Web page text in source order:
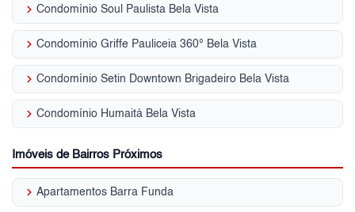
keyboard_arrow_right Condomínio Soul Paulista Bela Vista
keyboard_arrow_right Condomínio Griffe Pauliceia 360° Bela Vista
keyboard_arrow_right Condomínio Setin Downtown Brigadeiro Bela Vista
keyboard_arrow_right Condomínio Humaitá Bela Vista
Imóveis de Bairros Próximos
keyboard_arrow_right Apartamentos Barra Funda